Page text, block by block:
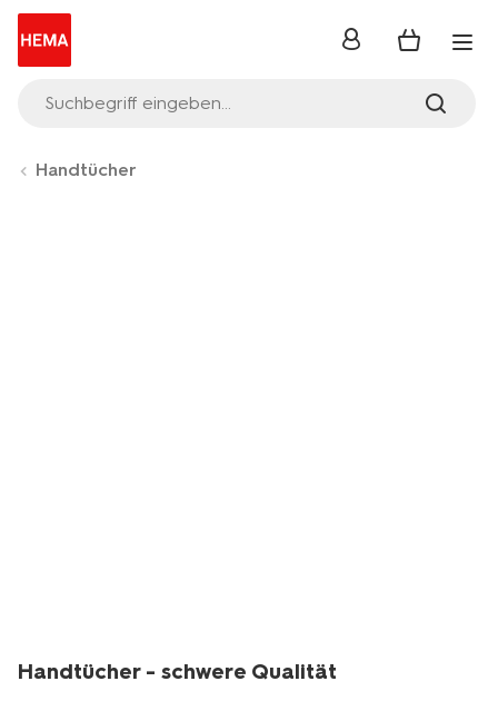
Suchbegriff eingeben...
Anmelden
Handtücher
Handtücher - schwere Qualität